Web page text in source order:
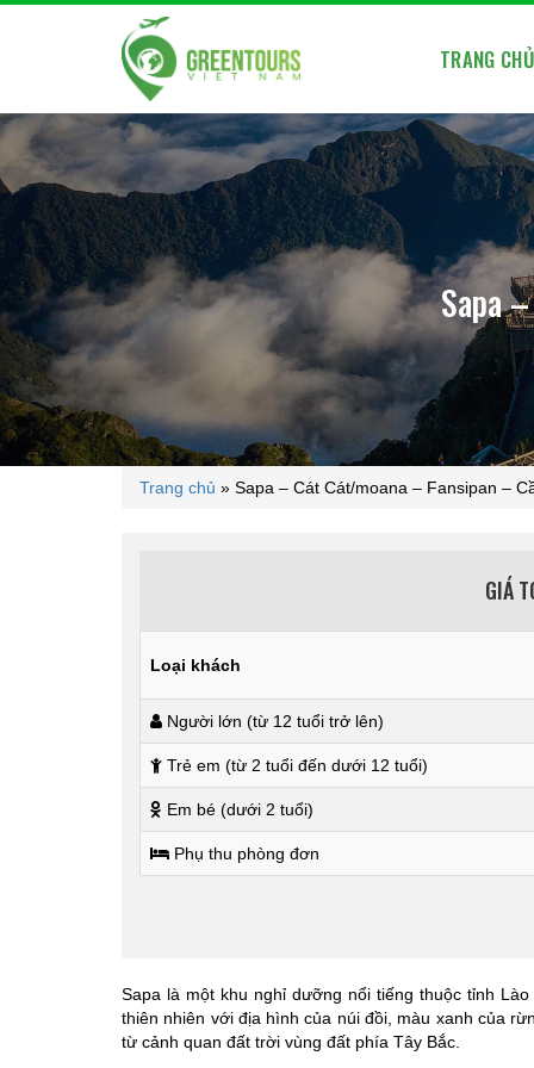
TRANG
Sapa
Trang chủ » Sapa – Cát Cát/moana – Fansipan –
GIÁ
Loại khách
Người lớn (từ 12 tuổi trở lên)
Trẻ em (từ 2 tuổi đến dưới 12 tuổi)
Em bé (dưới 2 tuổi)
Phụ thu phòng đơn
Sapa là một khu nghỉ dưỡng nổi tiếng thuộc tỉnh
thiên nhiên với địa hình của núi đồi, màu xanh của
từ cảnh quan đất trời vùng đất phía Tây Bắc.